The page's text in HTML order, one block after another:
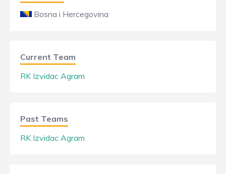
Bosna i Hercegovina
Current Team
RK Izvidac Agram
Past Teams
RK Izvidac Agram